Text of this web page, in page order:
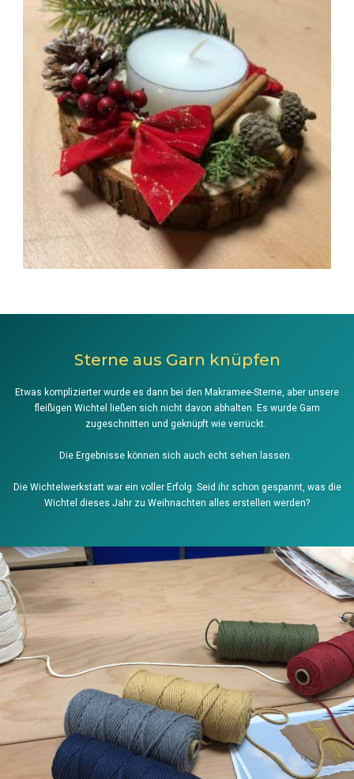
Sterne aus Garn knüpfen
Etwas komplizierter wurde es dann bei den Makramee-Sterne, aber unsere
fleißigen Wichtel ließen sich nicht davon abhalten. Es wurde Garn
zugeschnitten und geknüpft wie verrückt.
Die Ergebnisse können sich auch echt sehen lassen.
Die Wichtelwerkstatt war ein voller Erfolg. Seid ihr schon gespannt, was die
Wichtel dieses Jahr zu Weihnachten alles erstellen werden?